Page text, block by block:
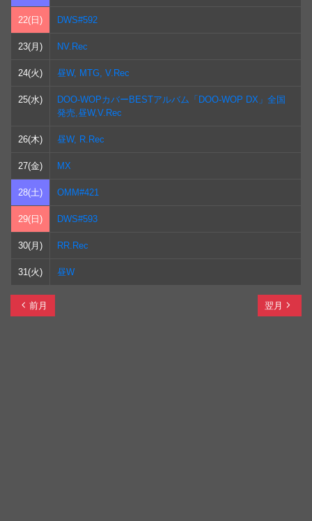
22(日) DWS#592
23(月) NV.Rec
24(火) 昼W, MTG, V.Rec
25(水)
DOO-WOPカバーBESTアルバム「DOO-WOP DX」全国
発売,昼W,V.Rec
26(木) 昼W, R.Rec
27(金) MX
28(土) OMM#421
29(日) DWS#593
30(月) RR.Rec
31(火) 昼W
chevron_left 前月 翌月 navigate_next